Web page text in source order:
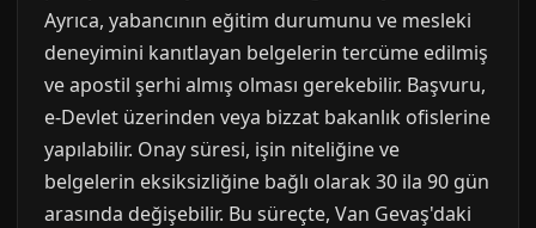
Ayrıca, yabancının eğitim durumunu ve mesleki
deneyimini kanıtlayan belgelerin tercüme edilmiş
ve apostil şerhi almış olması gerekebilir. Başvuru,
e-Devlet üzerinden veya bizzat bakanlık ofislerine
yapılabilir. Onay süresi, işin niteliğine ve
belgelerin eksiksizliğine bağlı olarak 30 ila 90 gün
arasında değişebilir. Bu süreçte, Van Gevaş'daki